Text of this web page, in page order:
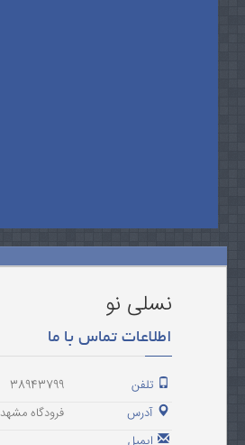
نسلی نو
اطلاعات تماس با ما
تلفن
38943799
آدرس
فرودگاه مشهد
ایمیل